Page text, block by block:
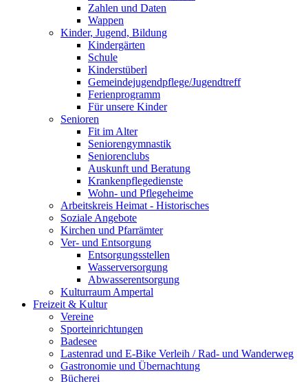
Zahlen und Daten
Wappen
Kinder, Jugend, Bildung
Kindergärten
Schule
Kinderstüberl
Gemeindejugendpflege/Jugendtreff
Ferienprogramm
Für unsere Kinder
Senioren
Fit im Alter
Seniorengymnastik
Seniorenclubs
Auskunft und Beratung
Krankenpflegedienste
Wohn- und Pflegeheime
Arbeitskreis Heimat - Historisches
Soziale Angebote
Kirchen und Pfarrämter
Ver- und Entsorgung
Entsorgungsstellen
Wasserversorgung
Abwasserentsorgung
Kulturraum Ampertal
Freizeit & Kultur
Vereine
Sporteinrichtungen
Badesee
Lastenrad und E-Bike Verleih / Rad- und Wanderweg
Gastronomie und Übernachtung
Bücherei